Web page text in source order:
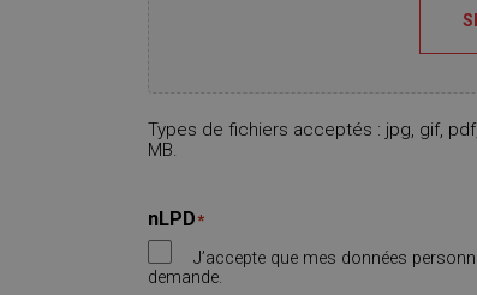
Types de fichiers acceptés : jpg, gif,
MB.
nLPD*
J’accepte que mes données
demande.